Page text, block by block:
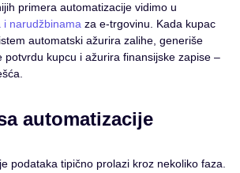
primera automatizacije vidimo u
i narudžbinama za e-trgovinu. Kada kupac
automatski ažurira zalihe, generiše
potvrdu kupcu i ažurira finansijske zapise –
automatizacije
podataka tipično prolazi kroz nekoliko faza.